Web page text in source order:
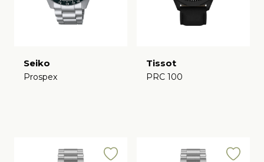
Seiko
Prospex
Tissot
PRC 100